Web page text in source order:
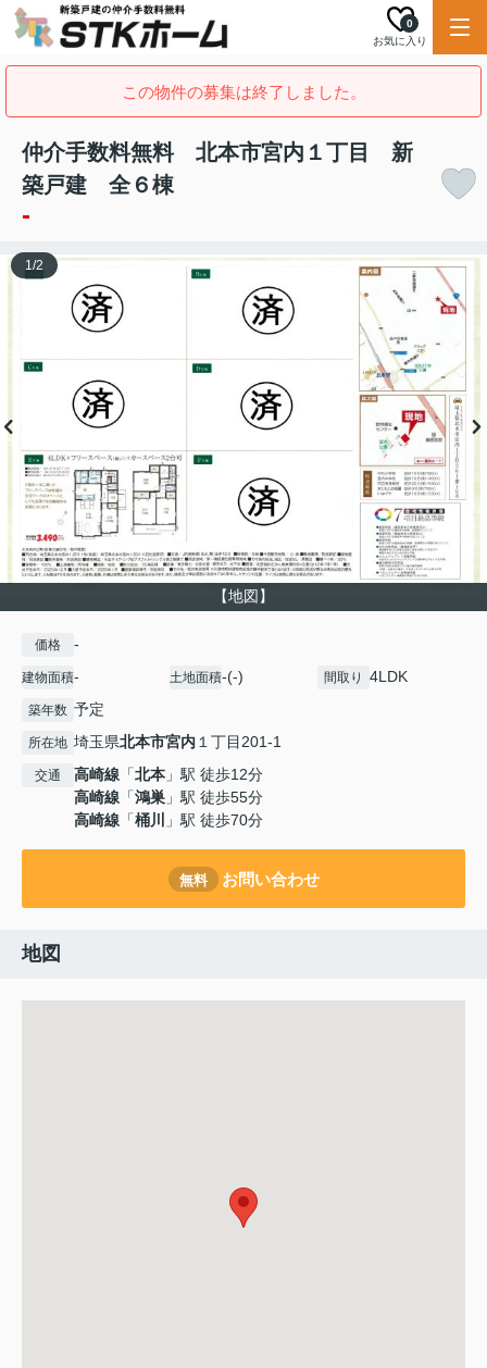
お気に入り
0
この物件の募集は終了しました。
仲介手数料無料 北本市宮内１丁目 新
築戸建 全６棟
-
【地図】
1/2
価格 -
建物面積- 土地面積-(-) 間取り 4LDK
築年数 予定
所在地 埼玉県北本市宮内１丁目201-1
交通 高崎線 「北本 」駅 徒歩12分
高崎線 「鴻巣 」駅 徒歩55分
高崎線 「桶川 」駅 徒歩70分
無料 お問い合わせ
地図